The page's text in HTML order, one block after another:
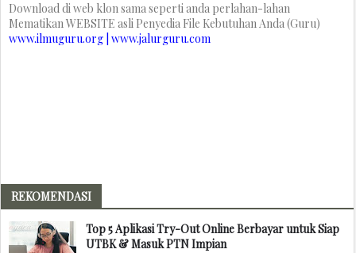
Download di web klon sama seperti anda perlahan-lahan
Mematikan WEBSITE asli Penyedia File Kebutuhan Anda (Guru)
www.ilmuguru.org | www.jalurguru.com
REKOMENDASI
Top 5 Aplikasi Try-Out Online Berbayar untuk Siap
UTBK & Masuk PTN Impian